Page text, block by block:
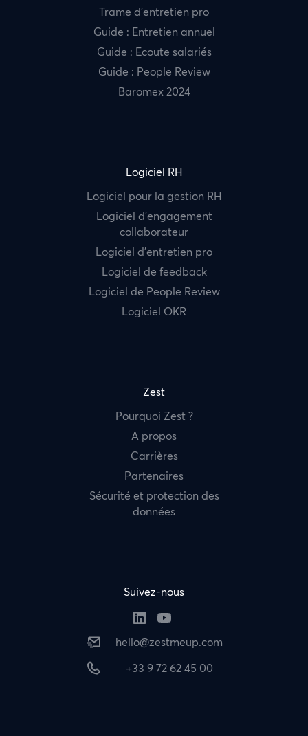
Trame d’entretien pro
Guide : Entretien annuel
Guide : Ecoute salariés
Guide : People Review
Baromex 2024
Logiciel RH
Logiciel pour la gestion RH
Logiciel d’engagement
collaborateur
Logiciel d’entretien pro
Logiciel de feedback
Logiciel de People Review
Logiciel OKR
Zest
Pourquoi Zest ?
A propos
Carrières
Partenaires
Sécurité et protection des
données
Suivez-nous
hello@zestmeup.com
+33 9 72 62 45 00